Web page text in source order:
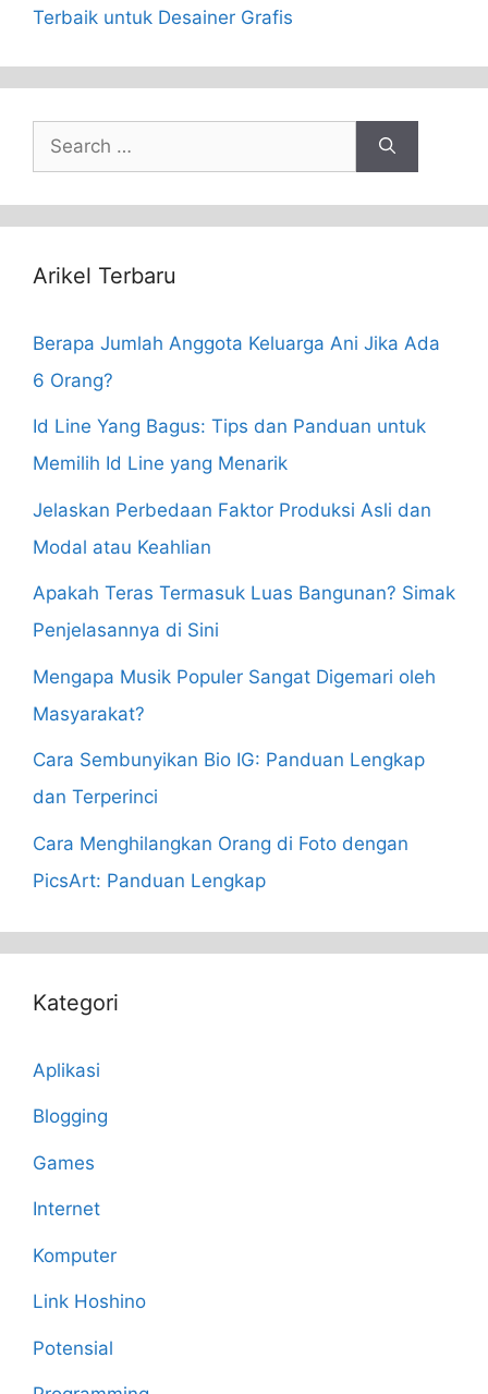
Terbaik untuk Desainer Grafis
Search
for:
Arikel Terbaru
Berapa Jumlah Anggota Keluarga Ani Jika Ada
6 Orang?
Id Line Yang Bagus: Tips dan Panduan untuk
Memilih Id Line yang Menarik
Jelaskan Perbedaan Faktor Produksi Asli dan
Modal atau Keahlian
Apakah Teras Termasuk Luas Bangunan? Simak
Penjelasannya di Sini
Mengapa Musik Populer Sangat Digemari oleh
Masyarakat?
Cara Sembunyikan Bio IG: Panduan Lengkap
dan Terperinci
Cara Menghilangkan Orang di Foto dengan
PicsArt: Panduan Lengkap
Kategori
Aplikasi
Blogging
Games
Internet
Komputer
Link Hoshino
Potensial